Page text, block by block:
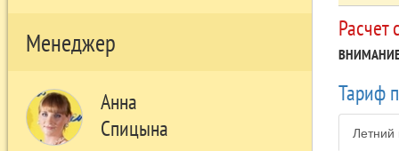
Менеджер
Анна
Спицына
Тариф
Летний